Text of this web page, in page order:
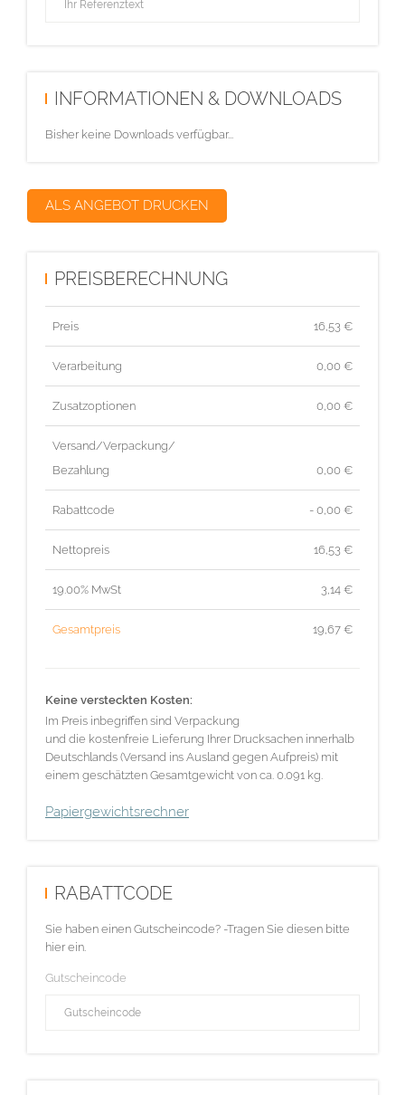
INFORMATIONEN & DOWNLOADS
Bisher keine Downloads verfügbar...
ALS ANGEBOT DRUCKEN
PREISBERECHNUNG
Preis 16,53 €
Verarbeitung 0,00 €
Zusatzoptionen 0,00 €
Versand/Verpackung/
Bezahlung
0,00 €
Rabattcode - 0,00 €
Nettopreis 16,53 €
19.00% MwSt 3,14 €
Gesamtpreis 19,67 €
Keine versteckten Kosten:
Im Preis inbegriffen sind Verpackung
und die kostenfreie Lieferung Ihrer Drucksachen innerhalb
Deutschlands (Versand ins Ausland gegen Aufpreis) mit
einem geschätzten Gesamtgewicht von ca. 0.091 kg.
Papiergewichtsrechner
RABATTCODE
Sie haben einen Gutscheincode? -Tragen Sie diesen bitte
hier ein.
Gutscheincode